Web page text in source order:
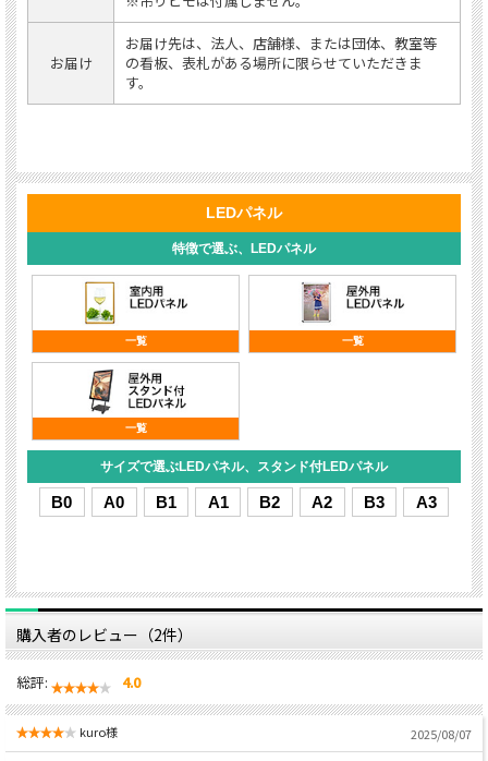
お届け
お届け先は、法人、店舗様、または団体、教室等
の看板、表札がある場所に限らせていただきま
す。
購入者のレビュー（2件）
総評: 4.0
kuro様 2025/08/07